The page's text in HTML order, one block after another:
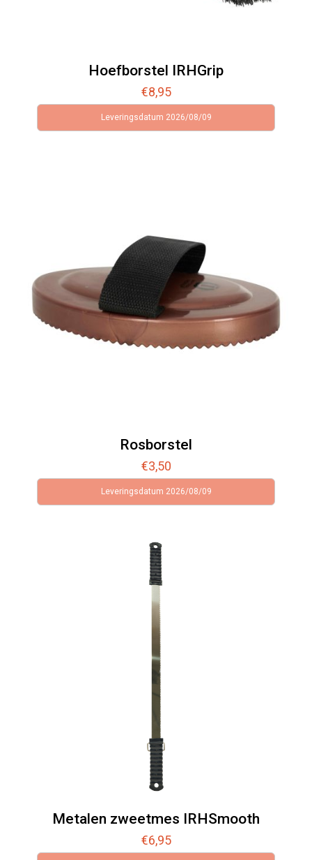
Hoefborstel IRHGrip
€8,95
Leveringsdatum 2026/08/09
Rosborstel
€3,50
Leveringsdatum 2026/08/09
Metalen zweetmes IRHSmooth
€6,95